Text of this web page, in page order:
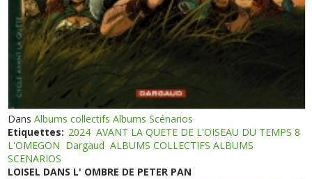
DansAlbums collectifs Albums Scénarios
Etiquettes: 2024 AVANT LA QUETE DE L'OISEAU DU TEMPS 8
L'OMEGON Dargaud ALBUMS COLLECTIFS ALBUMS
SCENARIOS
LOISEL DANS L' OMBRE DE PETER PAN